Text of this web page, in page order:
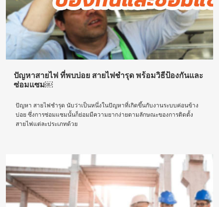
ปัญหาสายไฟ ที่พบบ่อย สายไฟชำรุด พร้อมวิธีป้องกันและ
ซ่อมแซม￼
ปัญหา สายไฟชำรุด นับว่าเป็นหนึ่งในปัญหาที่เกิดขึ้นกับงานระบบค่อนข้าง
บ่อย ซึ่งการซ่อมแซมนั้นก็ย่อมมีความยากง่ายตามลักษณะของการติดตั้ง
สายไฟแต่ละประเภทด้วย